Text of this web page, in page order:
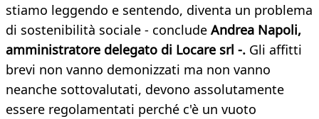
stiamo leggendo e sentendo, diventa un problema
di sostenibilità sociale - conclude Andrea Napoli,
amministratore delegato di Locare srl -. Gli affitti
brevi non vanno demonizzati ma non vanno
neanche sottovalutati, devono assolutamente
essere regolamentati perché c'è un vuoto